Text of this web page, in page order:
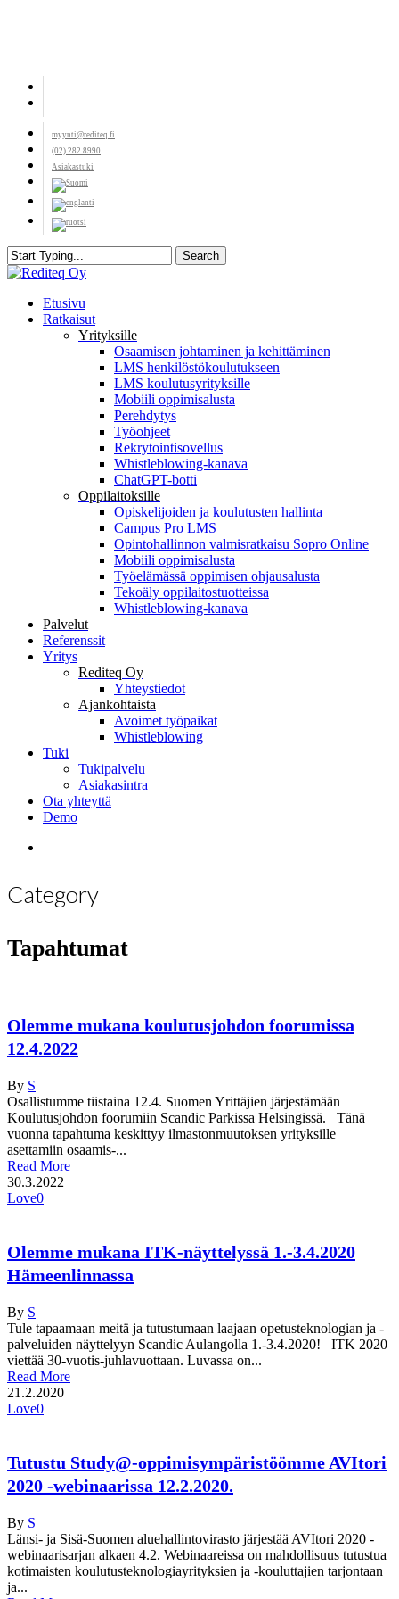
myynti@rediteq.fi
(02) 282 8990
Asiakastuki
Search
Close
search
Menu
Etusivu
Ratkaisut
Yrityksille
Osaamisen johtaminen ja kehittäminen
LMS henkilöstökoulutukseen
LMS koulutusyrityksille
Mobiili oppimisalusta
Perehdytys
Työohjeet
Rekrytointisovellus
Whistleblowing-kanava
ChatGPT-botti
Oppilaitoksille
Opiskelijoiden ja koulutusten hallinta
Campus Pro LMS
Opintohallinnon valmisratkaisu Sopro Online
Mobiili oppimisalusta
Työelämässä oppimisen ohjausalusta
Tekoäly oppilaitostuotteissa
Whistleblowing-kanava
Palvelut
Referenssit
Yritys
Rediteq Oy
Yhteystiedot
Ajankohtaista
Avoimet työpaikat
Whistleblowing
Tuki
Tukipalvelu
Asiakasintra
Ota yhteyttä
Demo
Category
Tapahtumat
Olemme mukana koulutusjohdon foorumissa
12.4.2022
By S
Osallistumme tiistaina 12.4. Suomen Yrittäjien järjestämään
Koulutusjohdon foorumiin Scandic Parkissa Helsingissä. Tänä
vuonna tapahtuma keskittyy ilmastonmuutoksen yrityksille
asettamiin osaamis-...
Read More
30.3.2022
Love0
Olemme mukana ITK-näyttelyssä 1.-3.4.2020
Hämeenlinnassa
By S
Tule tapaamaan meitä ja tutustumaan laajaan opetusteknologian ja -
palveluiden näyttelyyn Scandic Aulangolla 1.-3.4.2020! ITK 2020
viettää 30-vuotis-juhlavuottaan. Luvassa on...
Read More
21.2.2020
Love0
Tutustu Study@-oppimisympäristöömme AVItori
2020 -webinaarissa 12.2.2020.
By S
Länsi- ja Sisä-Suomen aluehallintovirasto järjestää AVItori 2020 -
webinaarisarjan alkaen 4.2. Webinaareissa on mahdollisuus tutustua
kotimaisten koulutusteknologiayrityksien ja -kouluttajien tarjontaan
ja...